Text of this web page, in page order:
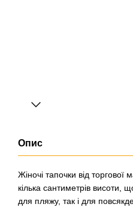
Опис
Жіночі тапочки від
кілька сантиметрів висоти,
для пляжу, так і для